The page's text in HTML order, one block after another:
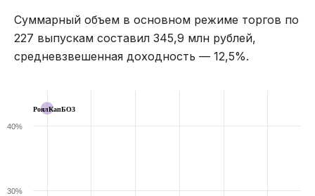
Суммарный объем в основном режиме торгов по
227 выпускам составил 345,9 млн рублей,
средневзвешенная доходность — 12,5%.
РоялКапБО3
30%
40%